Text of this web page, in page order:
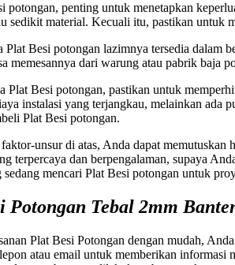
potongan, penting untuk menetapkan
sedikit material. Kecuali itu, pastikan untuk
Besi potongan lazimnya tersedia dalam
memesannya dari warung atau pabrik baja
Plat Besi potongan, pastikan untuk
instalasi yang terjangkau, melainkan ada
Plat Besi potongan.
unsur di atas, Anda dapat
terpercaya dan berpengalaman, supaya
mencari Plat Besi potongan untuk
Potongan Tebal 2mm
Plat Besi Potongan dengan mudah,
atau email untuk memberikan informasi